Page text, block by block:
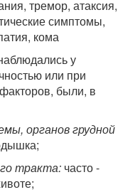
тремор, атаксия,
симптомы,
кома
у
или при
были, в
органов грудной
тракта: часто -